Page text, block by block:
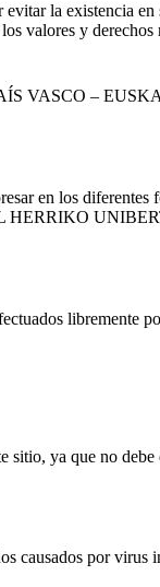
la existencia en
valores y
VASCO –
en los diferentes
HERRIKO
ya que no debe
por virus